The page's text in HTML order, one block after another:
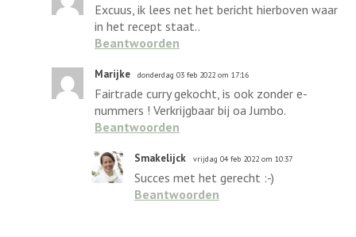
Excuus, ik lees net het bericht hierboven waar
in het recept staat..
Beantwoorden
Marijke donderdag 03 feb 2022 om 17:16
Fairtrade curry gekocht, is ook zonder e-
nummers ! Verkrijgbaar bij oa Jumbo.
Beantwoorden
Smakelijck vrijdag 04 feb 2022 om 10:37
Succes met het gerecht :-)
Beantwoorden